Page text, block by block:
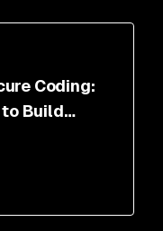
Coding:
to Build